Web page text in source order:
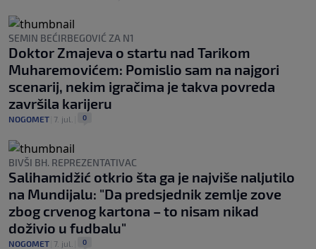
SEMIN BEĆIRBEGOVIĆ ZA N1
Doktor Zmajeva o startu nad Tarikom
Muharemovićem: Pomislio sam na najgori
scenarij, nekim igračima je takva povreda
završila karijeru
NOGOMET 7. jul. 0
BIVŠI BH. REPREZENTATIVAC
Salihamidžić otkrio šta ga je najviše naljutilo
na Mundijalu: "Da predsjednik zemlje zove
zbog crvenog kartona – to nisam nikad
doživio u fudbalu"
NOGOMET 7. jul. 0